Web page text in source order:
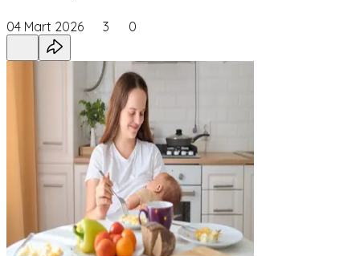
04 Mart 2026 3 0